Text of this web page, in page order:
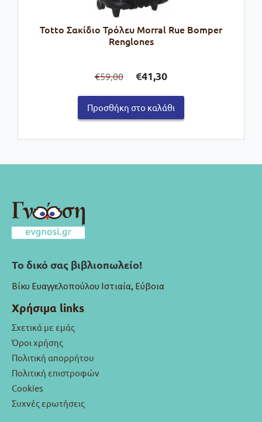
Totto Σακίδιο Τρόλευ Morral Rue Bomper
Renglones
€59,00
price
was:
€59,00.
€41,30τρέχουσα
τιμή
είναι:
€41,30.
Προσθήκη στο καλάθι
Το δικό σας βιβλιοπωλείο!
Βίκυ Ευαγγελοπούλου Ιστιαία, Εύβοια
Χρήσιμα links
Σχετικά με εμάς
Όροι χρήσης
Πολιτική απορρήτου
Πολιτική επιστροφών
Cookies
Συχνές ερωτήσεις